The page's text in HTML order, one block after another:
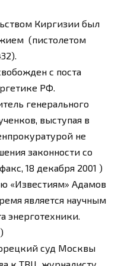
Киргизии был
(пистолетом
с поста
РФ.
генерального
выступая в
не
законности со
18 декабря 2001 )
«Известиям» Адамов
является научным
энерготехники.
суд Москвы
к ТВЦ, журналисту